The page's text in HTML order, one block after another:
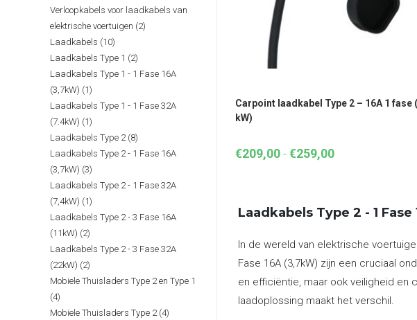
Carpoint laadkabel Type 2 – 16A 1 fase
kW)
€209,00 - €259,00Prijsklasse:
Laadkabels Type 2 - 1 Fase
In de wereld van elektrische
Fase 16A (3,7kW) zijn een cruciaal
en efficiëntie, maar ook veiligheid en
laadoplossing maakt het verschil.
Verloopkabels voor laadkabels van
elektrische voertuigen 22
Laadkabels 1010
producten
Laadkabels Type 1 22
producten
Laadkabels Type 1 - 1 Fase 16A
(3,7kW) 11
product
Laadkabels Type 1 - 1 Fase 32A
(7.4kW) 11
product
Laadkabels Type 2 88
producten
Laadkabels Type 2 - 1 Fase 16A
(3,7kW) 33
producten
Laadkabels Type 2 - 1 Fase 32A
(7,4kW) 11
product
Laadkabels Type 2 - 3 Fase 16A
(11kW) 22
producten
Laadkabels Type 2 - 3 Fase 32A
(22kW) 22
producten
Mobiele Thuisladers Type 2 en Type 1
44
producten
Mobiele Thuisladers Type 2 44